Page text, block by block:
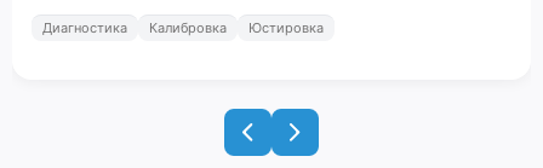
Диагностика Калибровка Юстировка